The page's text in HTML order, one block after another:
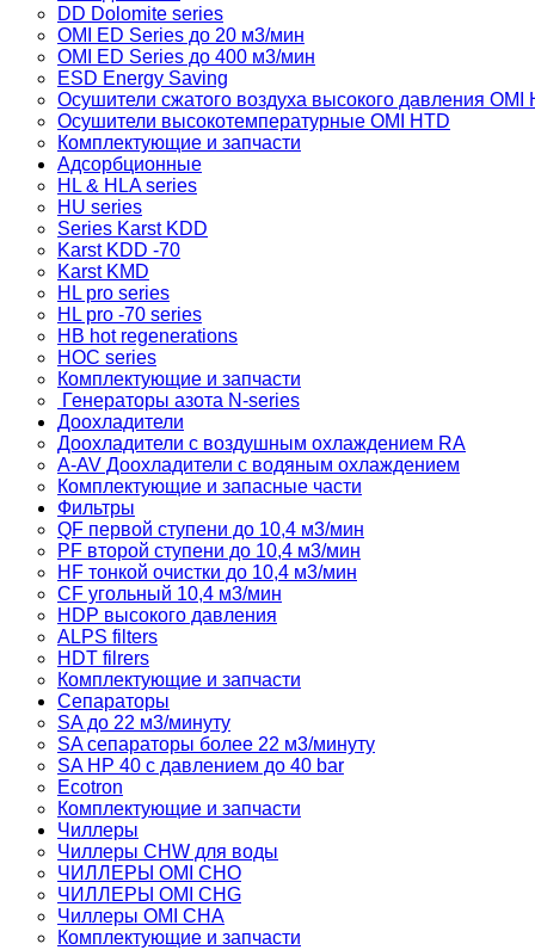
DD Dolomite series
OMI ED Series до 20 м3/мин
OMI ED Series до 400 м3/мин
ESD Energy Saving
Осушители сжатого воздуха высокого давления OMI
Осушители высокотемпературные OMI HTD
Комплектующие и запчасти
Адсорбционные
HL & HLA series
HU series
Series Karst KDD
Karst KDD -70
Karst KMD
HL pro series
HL pro -70 series
HB hot regenerations
HOC series
Комплектующие и запчасти
Генераторы азота N-series
Доохладители
Доохладители с воздушным охлаждением RA
A-AV Доохладители с водяным охлаждением
Комплектующие и запасные части
Фильтры
QF первой ступени до 10,4 м3/мин
PF второй ступени до 10,4 м3/мин
HF тонкой очистки до 10,4 м3/мин
CF угольный 10,4 м3/мин
HDP высокого давления
ALPS filters
HDT filrers
Комплектующие и запчасти
Сепараторы
SA до 22 м3/минуту
SA сепараторы более 22 м3/минуту
SA HP 40 с давлением до 40 bar
Ecotron
Комплектующие и запчасти
Чиллеры
Чиллеры CHW для воды
ЧИЛЛЕРЫ OMI CHO
ЧИЛЛЕРЫ OMI CHG
Чиллеры OMI CHA
Комплектующие и запчасти